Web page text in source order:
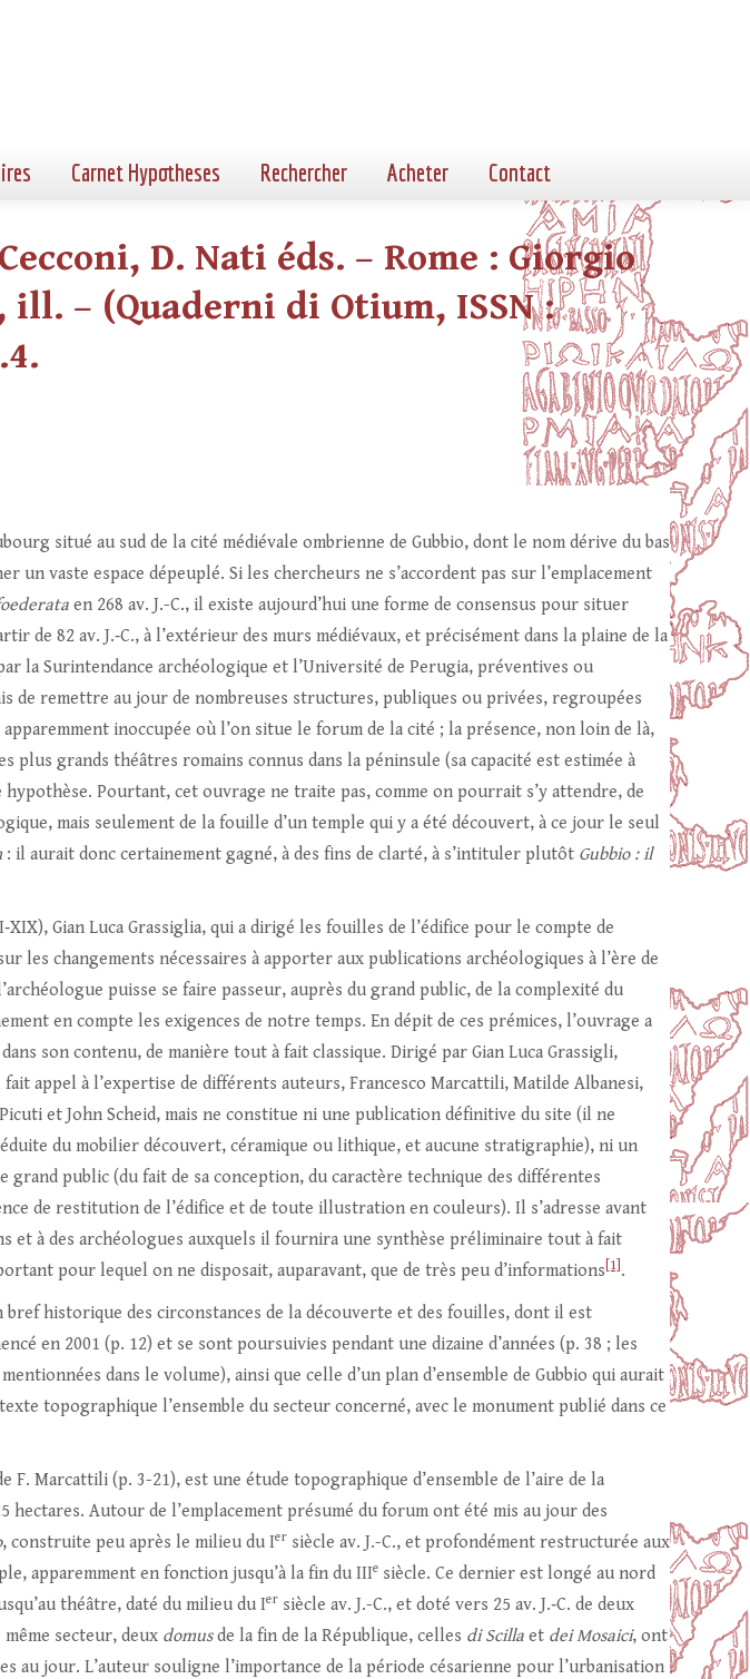
Carnet Hypotheses Rechercher Acheter Contact
D. Nati éds. – Rome : Giorgio
– (Quaderni di Otium, ISSN :
situé au sud de la cité médiévale ombrienne de Gubbio, dont le nom dérive du bas
un vaste espace dépeuplé. Si les chercheurs ne s’accordent pas sur l’emplacement
en 268 av. J.-C., il existe aujourd’hui une forme de consensus pour situer
de 82 av. J.‑C., à l’extérieur des murs médiévaux, et précisément dans la plaine de la
la Surintendance archéologique et l’Université de Perugia, préventives ou
de remettre au jour de nombreuses structures, publiques ou privées, regroupées
inoccupée où l’on situe le forum de la cité ; la présence, non loin de là,
plus grands théâtres romains connus dans la péninsule (sa capacité est estimée à
Pourtant, cet ouvrage ne traite pas, comme on pourrait s’y attendre, de
mais seulement de la fouille d’un temple qui y a été découvert, à ce jour le seul
: il aurait donc certainement gagné, à des fins de clarté, à s’intituler plutôt Gubbio : il
Gian Luca Grassiglia, qui a dirigé les fouilles de l’édifice pour le compte de
les changements nécessaires à apporter aux publications archéologiques à l’ère de
puisse se faire passeur, auprès du grand public, de la complexité du
en compte les exigences de notre temps. En dépit de ces prémices, l’ouvrage a
son contenu, de manière tout à fait classique. Dirigé par Gian Luca Grassigli,
appel à l’expertise de différents auteurs, Francesco Marcattili, Matilde Albanesi,
et John Scheid, mais ne constitue ni une publication définitive du site (il ne
du mobilier découvert, céramique ou lithique, et aucune stratigraphie), ni un
grand public (du fait de sa conception, du caractère technique des différentes
de restitution de l’édifice et de toute illustration en couleurs). Il s’adresse avant
et à des archéologues auxquels il fournira une synthèse préliminaire tout à fait
pour lequel on ne disposait, auparavant, que de très peu d’informations [1] .
bref historique des circonstances de la découverte et des fouilles, dont il est
en 2001 (p. 12) et se sont poursuivies pendant une dizaine d’années (p. 38 ; les
dans le volume), ainsi que celle d’un plan d’ensemble de Gubbio qui aurait
topographique l’ensemble du secteur concerné, avec le monument publié dans ce
Marcattili (p. 3-21), est une étude topographique d’ensemble de l’aire de la
hectares. Autour de l’emplacement présumé du forum ont été mis au jour des
, construite peu après le milieu du Ier siècle av. J.-C., et profondément restructurée aux
apparemment en fonction jusqu’à la fin du IIIe siècle. Ce dernier est longé au nord
théâtre, daté du milieu du Ier siècle av. J.-C., et doté vers 25 av. J.‑C. de deux
même secteur, deux domusde la fin de la République, celles di Scilla et dei Mosaici, ont
au jour. L’auteur souligne l’importance de la période césarienne pour l’urbanisation